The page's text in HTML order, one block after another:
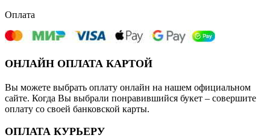
Оплата
ОНЛАЙН ОПЛАТА КАРТОЙ
Вы можете выбрать оплату онлайн на нашем официальном
сайте. Когда Вы выбрали понравившийся букет – совершите
оплату со своей банковской карты.
ОПЛАТА КУРЬЕРУ